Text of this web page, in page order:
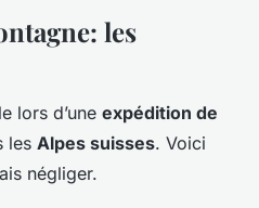
les
lors d’une expédition de
les Alpes suisses. Voici
négliger.